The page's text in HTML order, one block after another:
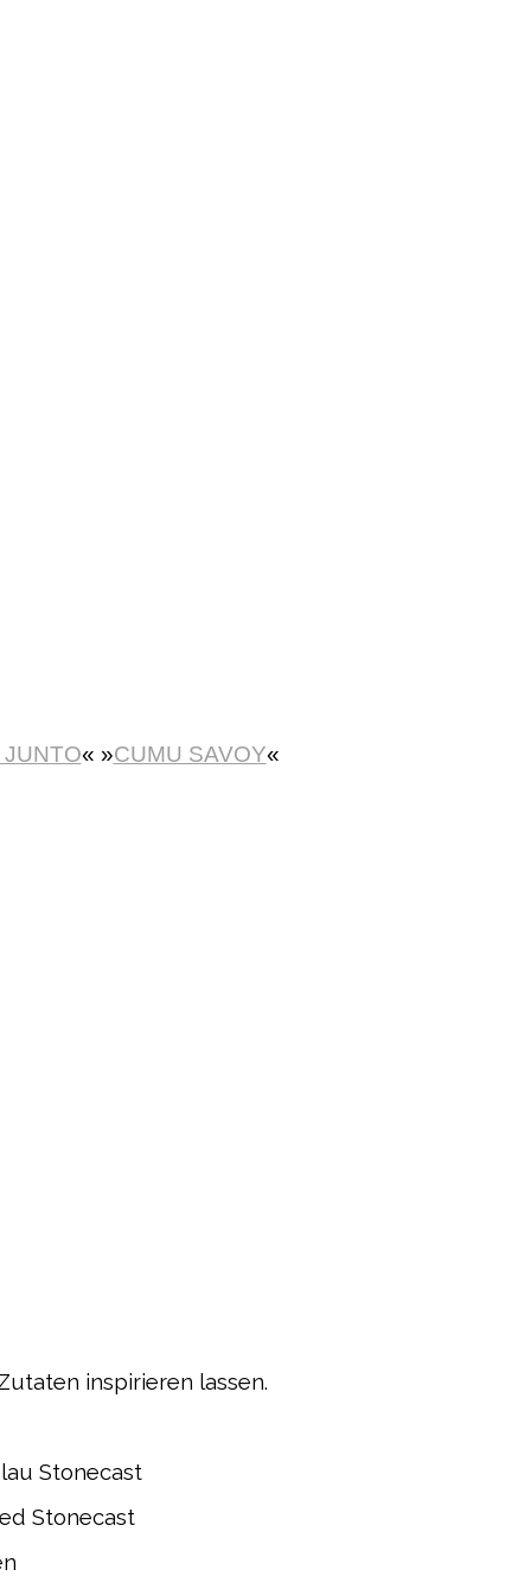
« »CUMU SAVOY«
inspirieren lassen.
Stonecast
Stonecast